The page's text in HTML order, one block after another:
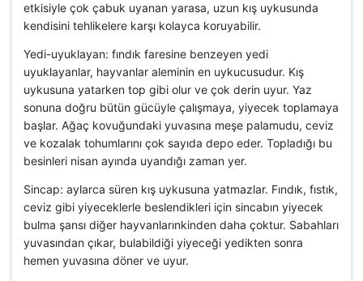
etkisiyle çok çabuk uyanan yarasa, uzun kış uykusunda
kendisini tehlikelere karşı kolayca koruyabilir.
Yedi-uyuklayan: fındık faresine benzeyen yedi
uyuklayanlar, hayvanlar aleminin en uykucusudur. Kış
uykusuna yatarken top gibi olur ve çok derin uyur. Yaz
sonuna doğru bütün gücüyle çalışmaya, yiyecek toplamaya
başlar. Ağaç kovuğundaki yuvasına meşe palamudu, ceviz
ve kozalak tohumlarını çok sayıda depo eder. Topladığı bu
besinleri nisan ayında uyandığı zaman yer.
Sincap: aylarca süren kış uykusuna yatmazlar. Fındık, fıstık,
ceviz gibi yiyeceklerle beslendikleri için sincabın yiyecek
bulma şansı diğer hayvanlarınkinden daha çoktur. Sabahları
yuvasından çıkar, bulabildiği yiyeceği yedikten sonra
hemen yuvasına döner ve uyur.